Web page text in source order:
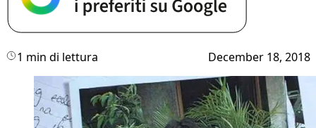
1 min di lettura December 18, 2018